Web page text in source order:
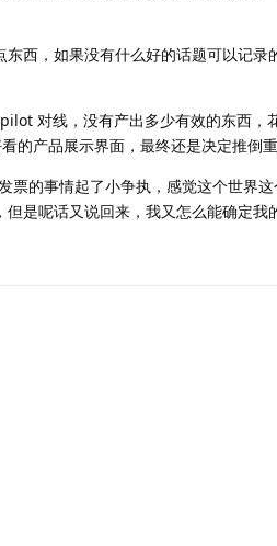
西，如果没有什么好的话题可以记
对线，没有产出多少有效的东西，
产品展示界面，最终还是决定推倒重
票的事情起了小争执，感觉这个世界
是呢话又说回来，我又怎么能确定